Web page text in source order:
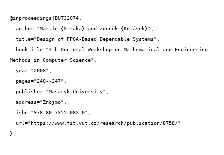
@inproceedings{BUT32074,
Methods in Computer Science",
}